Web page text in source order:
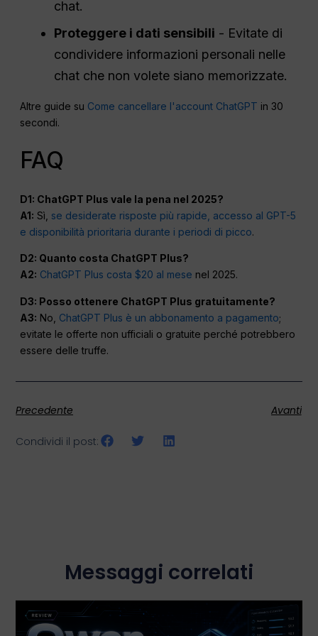
chat.
Proteggere i dati sensibili - Evitate di
condividere informazioni personali nelle
chat che non volete siano memorizzate.
Altre guide su Come cancellare l'account ChatGPT in 30
secondi.
FAQ
D1: ChatGPT Plus vale la pena nel 2025?
A1: Sì, se desiderate risposte più rapide, accesso al GPT-5
e disponibilità prioritaria durante i periodi di picco.
D2: Quanto costa ChatGPT Plus?
A2: ChatGPT Plus costa $20 al mese nel 2025.
D3: Posso ottenere ChatGPT Plus gratuitamente?
A3: No, ChatGPT Plus è un abbonamento a pagamento;
evitate le offerte non ufficiali o gratuite perché potrebbero
essere delle truffe.
Precedente Avanti
Condividi il post:
Messaggi correlati